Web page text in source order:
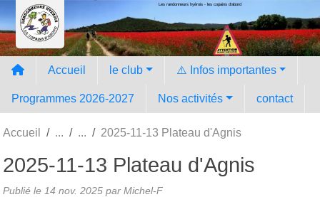
Les randonneurs hyèrois - les copains d'abord
Accueil le club ⚠️ Infos importantes
Programmes 2026-2027 Nos activités contact
Accueil 2025-11-13 Plateau d'Agnis
2025-11-13 Plateau d'Agnis
Publié le 14 nov. 2025 par Michel-F
Panneau de gestion des cookies